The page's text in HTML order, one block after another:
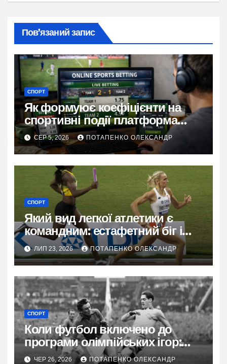
Пов’язаний запис
СПОРТ
Як формуює коефіцієнти на
спортивні події платформа
Stawki bet
СЕР 5, 2026 ПОТАПЕНКО ОЛЕКСАНДР
СПОРТ
Який вид легкої атлетики є
командним: естафетний біг і
його сила
ЛИП 23, 2026 ПОТАПЕНКО ОЛЕКСАНДР
СПОРТ
Коли футбол включено до
програми олімпійських ігор:
повна історія від 1900 року
ЧЕР 26, 2026 ПОТАПЕНКО ОЛЕКСАНДР